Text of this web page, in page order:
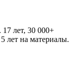
лет, 30 000+
лет на материалы.